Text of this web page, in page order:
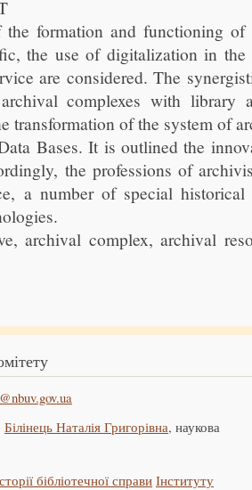
formation and functioning of
the use of digitalization in
are considered. The
complexes with library
transformation of the system of
Bases. It is outlined the
the professions of
a number of special
archival complex, archival
Білінець Наталія Григорівна, наукова
бібліотечної справи Інституту